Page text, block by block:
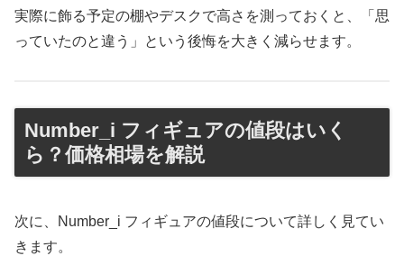
実際に飾る予定の棚やデスクで高さを測っておくと、「思
っていたのと違う」という後悔を大きく減らせます。
Number_i フィギュアの値段はいく
ら？価格相場を解説
次に、Number_i フィギュアの値段について詳しく見てい
きます。